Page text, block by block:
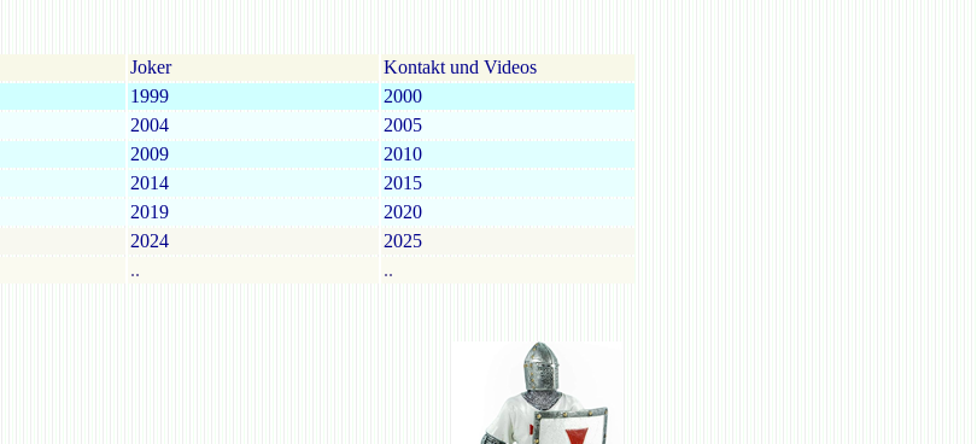
Joker
Kontakt und Videos
1999
2000
2004
2005
2009
2010
2014
2015
2019
2020
2024
2025
.. ..